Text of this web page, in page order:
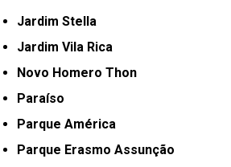
Jardim Stella
Jardim Vila Rica
Novo Homero Thon
Paraíso
Parque América
Parque Erasmo Assunção